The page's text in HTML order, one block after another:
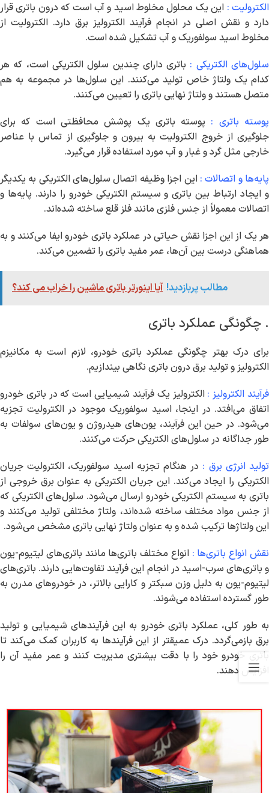
الکترولیت : این یک محلول مخلوط اسید و آب است که درون باتری قرار
دارد و نقش اصلی در انجام فرآیند الکترولیز برق دارد. الکترولیت از
مخلوط اسید سولفوریک و آب تشکیل شده است.
سلول‌های الکتریکی : باتری دارای چندین سلول الکتریکی است، که هر
کدام یک ولتاژ خاص تولید می‌کنند. این سلول‌ها در مجموعه به هم
متصل هستند و ولتاژ نهایی باتری را تعیین می‌کنند.
پوسته باتری : پوسته باتری یک پوشش محافظتی است که برای
جلوگیری از خروج الکترولیت به بیرون و جلوگیری از تماس با عناصر
خارجی مثل گرد و غبار و آب مورد استفاده قرار می‌گیرد.
پایه‌ها و اتصالات : این اجزا وظیفه اتصال سلول‌های الکتریکی به یکدیگر
و ایجاد ارتباط بین باتری و سیستم الکتریکی خودرو را دارند. پایه‌ها و
اتصالات معمولاً از جنس فلزی مانند فلز قلع ساخته شده‌اند.
هر یک از این اجزا نقش حیاتی در عملکرد باتری خودرو ایفا می‌کنند و به
هماهنگی درست بین آن‌ها، عمر مفید باتری را تضمین می‌کند.
مطالب پربازدید! آیا اینورتر باتری ماشین را خراب می کند؟
. چگونگی عملکرد باتری
برای درک بهتر چگونگی عملکرد باتری خودرو، لازم است به مکانیزم
الکترولیز و تولید برق درون باتری نگاهی بیندازیم.
فرآیند الکترولیز : الکترولیز یک فرآیند شیمیایی است که در باتری خودرو
اتفاق می‌افتد. در اینجا، اسید سولفوریک موجود در الکترولیت تجزیه
می‌شود. در حین این فرآیند، یون‌های هیدروژن و یون‌های سولفات به
طور جداگانه در سلول‌های الکتریکی حرکت می‌کنند.
تولید انرژی برق : در هنگام تجزیه اسید سولفوریک، الکترولیت جریان
الکتریکی را ایجاد می‌کند. این جریان الکتریکی به عنوان برق خروجی از
باتری به سیستم الکتریکی خودرو ارسال می‌شود. سلول‌های الکتریکی که
از جنس مواد مختلف ساخته شده‌اند، ولتاژ مختلفی تولید می‌کنند و
این ولتاژها ترکیب شده و به عنوان ولتاژ نهایی باتری مشخص می‌شود.
نقش انواع باتری‌ها : انواع مختلف باتری‌ها مانند باتری‌های لیتیوم-یون
و باتری‌های سرب-اسید در انجام این فرآیند تفاوت‌هایی دارند. باتری‌های
لیتیوم-یون به دلیل وزن سبکتر و کارایی بالاتر، در خودروهای مدرن به
طور گسترده استفاده می‌شوند.
به طور کلی، عملکرد باتری خودرو به این فرآیندهای شیمیایی و تولید
برق بازمی‌گردد. درک عمیقتر از این فرآیندها به کاربران کمک می‌کند تا
باتری خودرو خود را با دقت بیشتری مدیریت کنند و عمر مفید آن را
افزایش دهند.